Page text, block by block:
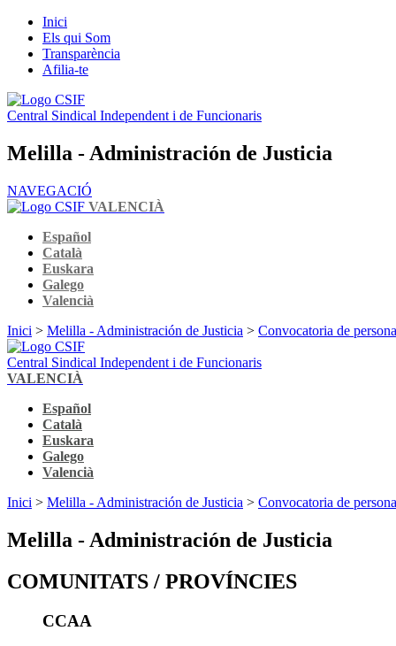
Inici
Els qui Som
Transparència
Afilia-te
Central Sindical Independent i de Funcionaris
Melilla - Administración de Justicia
NAVEGACIÓ
VALENCIÀ
Español
Català
Euskara
Galego
Valencià
Inici > Melilla - Administración de Justicia > Convocatoria de
Central Sindical Independent i de Funcionaris
VALENCIÀ
Español
Català
Euskara
Galego
Valencià
Inici > Melilla - Administración de Justicia > Convocatoria de
Melilla - Administración de Justicia
COMUNITATS / PROVÍNCIES
CCAA